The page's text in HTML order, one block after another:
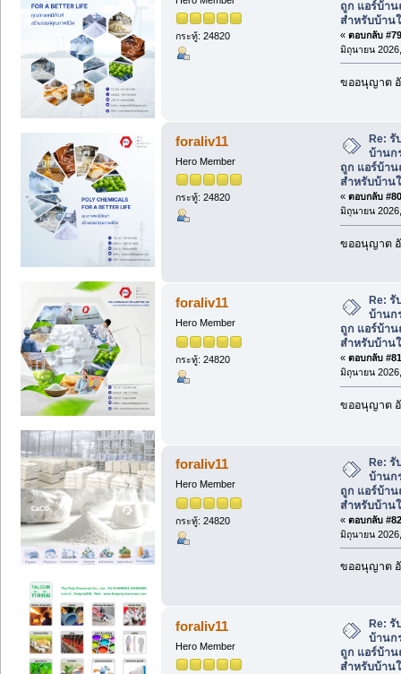
กระทู้: 24820
ถูก แอร์บ้า
สำหรับบ้าน
« ตอบกลับ
มิถุนายน
ขออนุญาต
foraliv11
Hero Member
กระทู้: 24820
Re: รั
บ้านก
ถูก แอร์บ้า
สำหรับบ้าน
« ตอบกลับ
มิถุนายน
ขออนุญาต
foraliv11
Hero Member
กระทู้: 24820
Re: รั
บ้านก
ถูก แอร์บ้า
สำหรับบ้าน
« ตอบกลับ
มิถุนายน
ขออนุญาต
foraliv11
Hero Member
กระทู้: 24820
Re: รั
บ้านก
ถูก แอร์บ้า
สำหรับบ้าน
« ตอบกลับ
มิถุนายน
ขออนุญาต
foraliv11
Hero Member
Re: รั
บ้านก
ถูก แอร์บ้า
สำหรับบ้าน